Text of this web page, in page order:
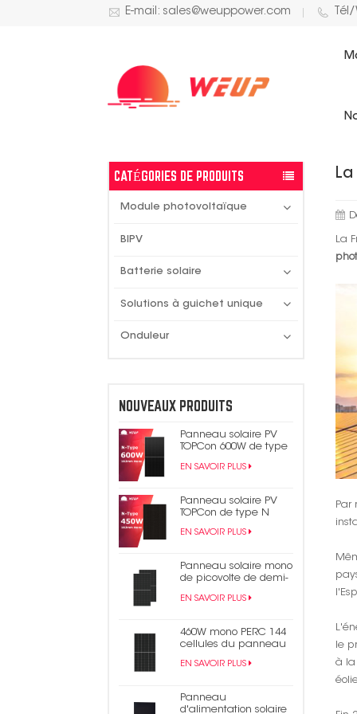
E-mail: sales@weuppower.com
ACTUALITÉS SOLAIRES
CATÉGORIES DE PRODUITS
Module photovoltaïque
BIPV
Batterie solaire
Solutions à guichet unique
Onduleur
NOUVEAUX PRODUITS
Panneau solaire PV
TOPCon 600W de type
EN SAVOIR PLUS
Panneau solaire PV
TOPCon de type N
EN SAVOIR PLUS
Panneau solaire mono
de picovolte de demi-
élevé 550W 9bb Perc
EN SAVOIR PLUS
460W mono PERC 144
cellules du panneau
panneau
EN SAVOIR PLUS
Panneau
d'alimentation solaire
La
Par
le
à la